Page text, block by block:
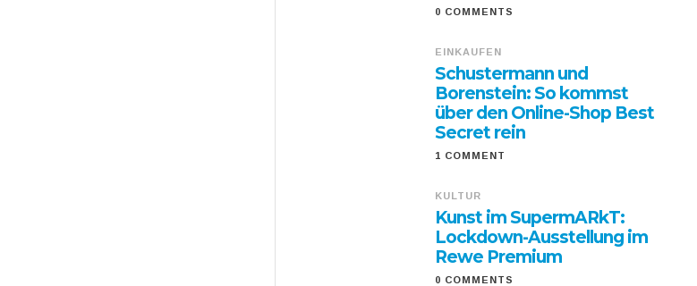
0 COMMENTS
EINKAUFEN
Schustermann und
Borenstein: So kommst
über den Online-Shop Best
Secret rein
1 COMMENT
KULTUR
Kunst im SupermARkT:
Lockdown-Ausstellung im
Rewe Premium
0 COMMENTS